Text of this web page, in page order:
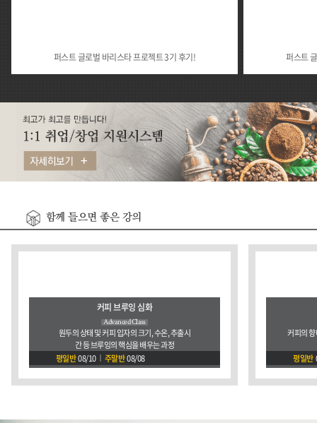
퍼스트 글로벌 바리스타 프로젝트 3기 후기! 퍼스트
함께 들으면 좋은 강의
커피 브루잉 심화
Advanced Class
원두의 상태 및 커피 입자의 크기, 수온, 추출시
간 등 브루잉의 핵심을 배우는 과정
평일반08/10 주말반08/08
커피의
평일반